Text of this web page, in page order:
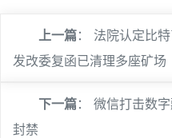
上一篇： 法院认定比
发改委复函已清理多座矿场
下一篇： 微信打击数
封禁